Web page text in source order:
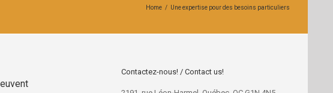
Home / Une expertise pour des besoins particuliers
Contactez-nous! / Contact us!